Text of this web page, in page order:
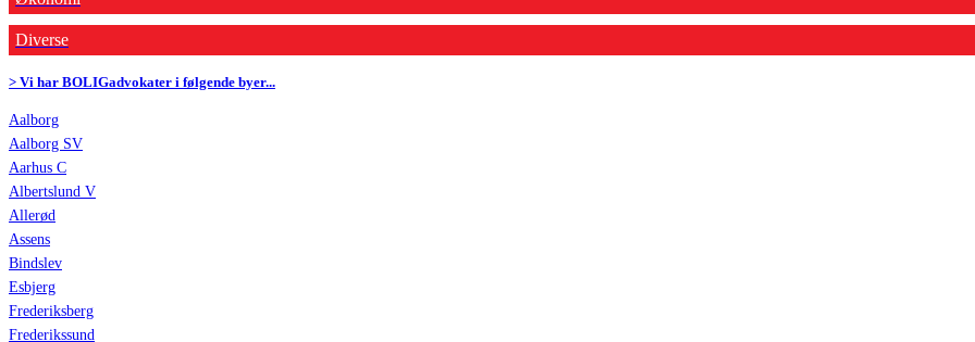
Diverse
> Vi har BOLIGadvokater i følgende byer...
Aalborg
Aalborg SV
Aarhus C
Albertslund V
Allerød
Assens
Bindslev
Esbjerg
Frederiksberg
Frederikssund